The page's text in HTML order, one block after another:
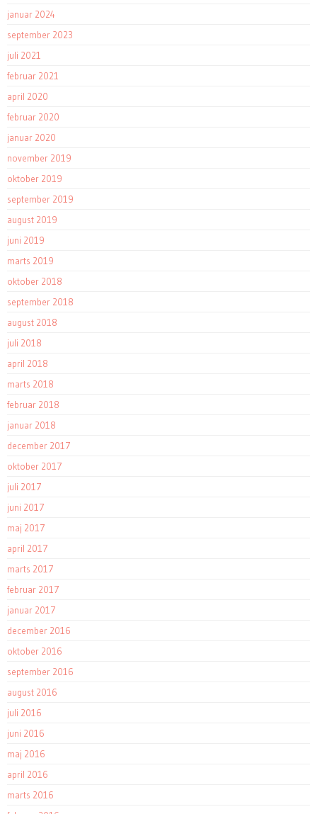
januar 2024
september 2023
juli 2021
februar 2021
april 2020
februar 2020
januar 2020
november 2019
oktober 2019
september 2019
august 2019
juni 2019
marts 2019
oktober 2018
september 2018
august 2018
juli 2018
april 2018
marts 2018
februar 2018
januar 2018
december 2017
oktober 2017
juli 2017
juni 2017
maj 2017
april 2017
marts 2017
februar 2017
januar 2017
december 2016
oktober 2016
september 2016
august 2016
juli 2016
juni 2016
maj 2016
april 2016
marts 2016